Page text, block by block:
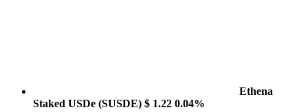
Ethena
Staked USDe (SUSDE) $ 1.22 0.04%